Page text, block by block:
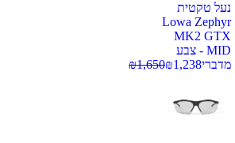
נעל טקטית
Lowa Zephyr
MK2 GTX
MID - צבע
מדברי
₪1,238
₪1,650